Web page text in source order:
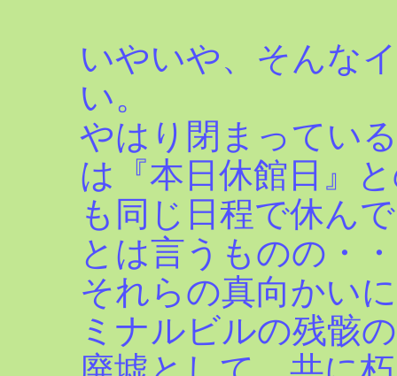
いやいや、そんな
い。
やはり閉まってい
は『本日休館日』
も同じ日程で休ん
とは言うものの・
それらの真向かい
ミナルビルの残骸